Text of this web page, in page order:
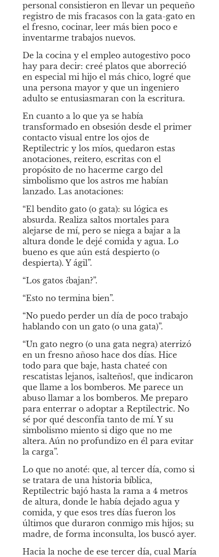
personal consistieron en llevar un pequeño
registro de mis fracasos con la gata-gato en
el fresno, cocinar, leer más bien poco e
inventarme trabajos nuevos.
De la cocina y el empleo autogestivo poco
hay para decir: creé platos que aborreció
en especial mi hijo el más chico, logré que
una persona mayor y que un ingeniero
adulto se entusiasmaran con la escritura.
En cuanto a lo que ya se había
transformado en obsesión desde el primer
contacto visual entre los ojos de
Reptilectric y los míos, quedaron estas
anotaciones, reitero, escritas con el
propósito de no hacerme cargo del
simbolismo que los astros me habían
lanzado. Las anotaciones:
“El bendito gato (o gata): su lógica es
absurda. Realiza saltos mortales para
alejarse de mí, pero se niega a bajar a la
altura donde le dejé comida y agua. Lo
bueno es que aún está despierto (o
despierta). Y ágil”.
“Los gatos ¿bajan?”.
“Esto no termina bien”.
“No puedo perder un día de poco trabajo
hablando con un gato (o una gata)”.
“Un gato negro (o una gata negra) aterrizó
en un fresno añoso hace dos días. Hice
todo para que baje, hasta chateé con
rescatistas lejanos, ¡salteños!, que indicaron
que llame a los bomberos. Me parece un
abuso llamar a los bomberos. Me preparo
para enterrar o adoptar a Reptilectric. No
sé por qué desconfía tanto de mí. Y su
simbolismo miento si digo que no me
altera. Aún no profundizo en él para evitar
la carga”.
Lo que no anoté: que, al tercer día, como si
se tratara de una historia bíblica,
Reptilectric bajó hasta la rama a 4 metros
de altura, donde le había dejado agua y
comida, y que esos tres días fueron los
últimos que duraron conmigo mis hijos; su
madre, de forma inconsulta, los buscó ayer.
Hacia la noche de ese tercer día, cual María